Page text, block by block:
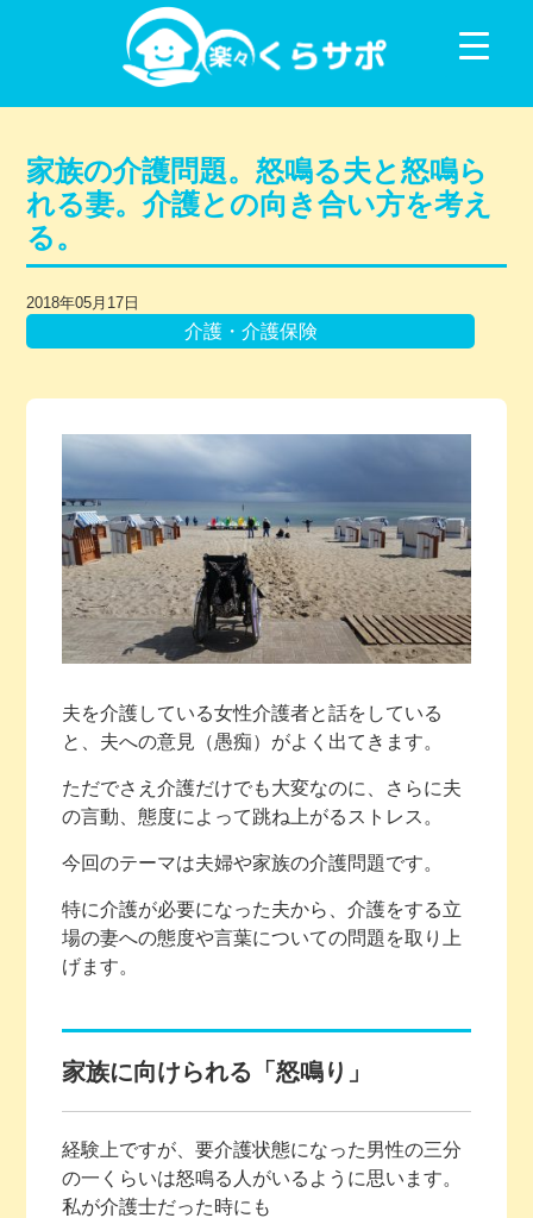
コンテンツに移動
家族の介護問題。怒鳴る夫と怒鳴ら
れる妻。介護との向き合い方を考え
る。
2018年05月17日
介護・介護保険
夫を介護している女性介護者と話をしている
と、夫への意見（愚痴）がよく出てきます。
ただでさえ介護だけでも大変なのに、さらに夫
の言動、態度によって跳ね上がるストレス。
今回のテーマは夫婦や家族の介護問題です。
特に介護が必要になった夫から、介護をする立
場の妻への態度や言葉についての問題を取り上
げます。
家族に向けられる「怒鳴り」
経験上ですが、要介護状態になった男性の三分
の一くらいは怒鳴る人がいるように思います。
私が介護士だった時にも